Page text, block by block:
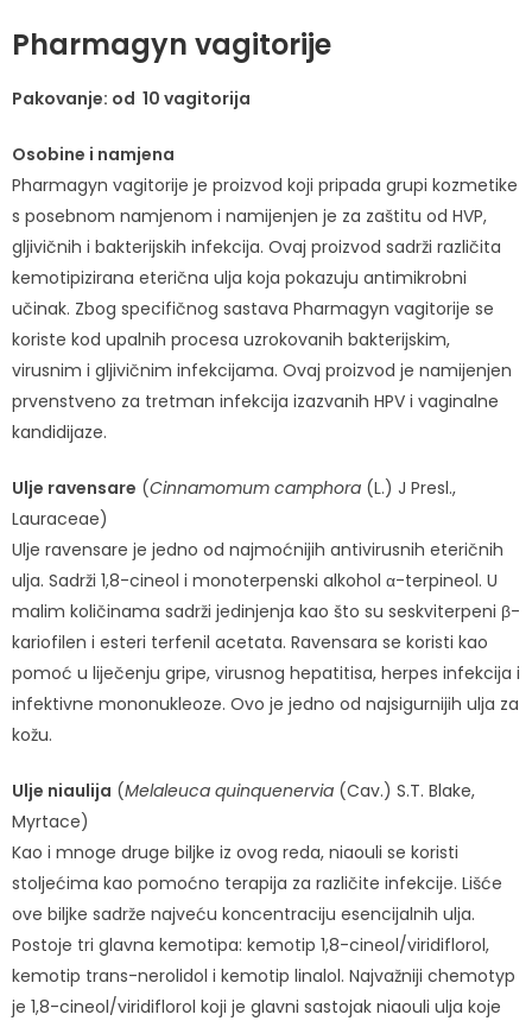
Pharmagyn vagitorije
Pakovanje: od 10 vagitorija
Osobine i namjena
Pharmagyn vagitorije je proizvod koji pripada grupi kozmetike
s posebnom namjenom i namijenjen je za zaštitu od HVP,
gljivičnih i bakterijskih infekcija. Ovaj proizvod sadrži različita
kemotipizirana eterična ulja koja pokazuju antimikrobni
učinak. Zbog specifičnog sastava Pharmagyn vagitorije se
koriste kod upalnih procesa uzrokovanih bakterijskim,
virusnim i gljivičnim infekcijama. Ovaj proizvod je namijenjen
prvenstveno za tretman infekcija izazvanih HPV i vaginalne
kandidijaze.
Ulje ravensare (Cinnamomum camphora (L.) J Presl.,
Lauraceae)
Ulje ravensare je jedno od najmoćnijih antivirusnih eteričnih
ulja. Sadrži 1,8-cineol i monoterpenski alkohol α-terpineol. U
malim količinama sadrži jedinjenja kao što su seskviterpeni β-
kariofilen i esteri terfenil acetata. Ravensara se koristi kao
pomoć u liječenju gripe, virusnog hepatitisa, herpes infekcija i
infektivne mononukleoze. Ovo je jedno od najsigurnijih ulja za
kožu.
Ulje niaulija (Melaleuca quinquenervia (Cav.) S.T. Blake,
Myrtace)
Kao i mnoge druge biljke iz ovog reda, niaouli se koristi
stoljećima kao pomoćno terapija za različite infekcije. Lišće
ove biljke sadrže najveću koncentraciju esencijalnih ulja.
Postoje tri glavna kemotipa: kemotip 1,8-cineol/viridiflorol,
kemotip trans-nerolidol i kemotip linalol. Najvažniji chemotyp
je 1,8-cineol/viridiflorol koji je glavni sastojak niaouli ulja koje